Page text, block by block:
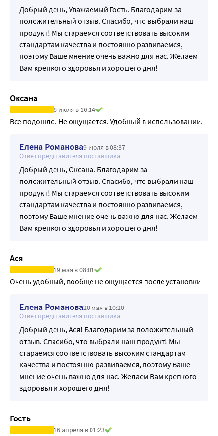
упаковки входит сам пессарий и инструкция на русском
языке.
Добрый день, Уважаемый Гость. Благодарим за
положительный отзыв. Спасибо, что выбрали наш
продукт! Мы стараемся соответствовать высоким
стандартам качества и постоянно развиваемся,
поэтому Ваше мнение очень важно для нас. Желаем
Вам крепкого здоровья и хорошего дня!
Оксана
6 июля в 16:14
Все подошло. Не ощущается. Удобный в использовании.
Елена Романова9 июля в 08:37
Ответ представителя поставщика
Добрый день, Оксана. Благодарим за
положительный отзыв. Спасибо, что выбрали наш
продукт! Мы стараемся соответствовать высоким
стандартам качества и постоянно развиваемся,
поэтому Ваше мнение очень важно для нас. Желаем
Вам крепкого здоровья и хорошего дня!
Ася
19 мая в 08:01
Очень удобный, вообще не ощущается после установки
Елена Романова20 мая в 10:20
Ответ представителя поставщика
Добрый день, Ася! Благодарим за положительный
отзыв. Спасибо, что выбрали наш продукт! Мы
стараемся соответствовать высоким стандартам
качества и постоянно развиваемся, поэтому Ваше
мнение очень важно для нас. Желаем Вам крепкого
здоровья и хорошего дня!
Гость
16 апреля в 01:23